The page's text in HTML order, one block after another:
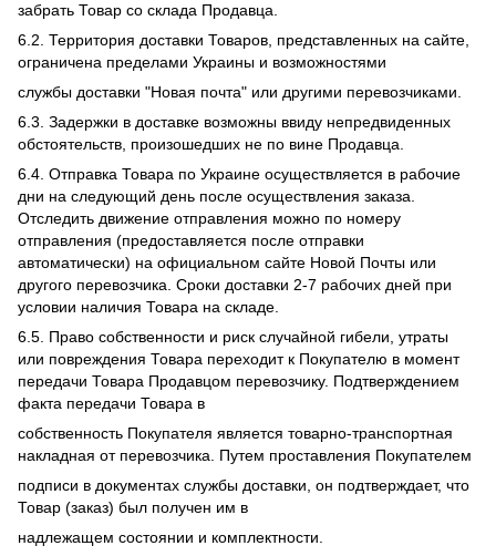
забрать Товар со склада Продавца.
6.2. Территория доставки Товаров, представленных на сайте,
ограничена пределами Украины и возможностями
службы доставки "Новая почта" или другими перевозчиками.
6.3. Задержки в доставке возможны ввиду непредвиденных
обстоятельств, произошедших не по вине Продавца.
6.4. Отправка Товара по Украине осуществляется в рабочие
дни на следующий день после осуществления заказа.
Отследить движение отправления можно по номеру
отправления (предоставляется после отправки
автоматически) на официальном сайте Новой Почты или
другого перевозчика. Сроки доставки 2-7 рабочих дней при
условии наличия Товара на складе.
6.5. Право собственности и риск случайной гибели, утраты
или повреждения Товара переходит к Покупателю в момент
передачи Товара Продавцом перевозчику. Подтверждением
факта передачи Товара в
собственность Покупателя является товарно-транспортная
накладная от перевозчика. Путем проставления Покупателем
подписи в документах службы доставки, он подтверждает, что
Товар (заказ) был получен им в
надлежащем состоянии и комплектности.